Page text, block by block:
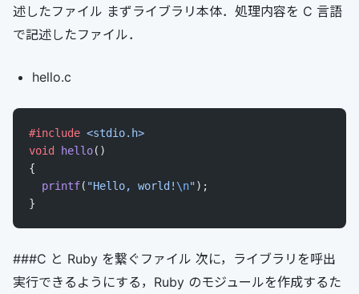
述したファイル まずライブラリ本体．処理内容を C 言語
で記述したファイル．
hello.c
#include <stdio.h>
void
hello()
{
  printf
( "Hello, world! \n");
}
###C と Ruby を繋ぐファイル 次に，ライブラリを呼出
実行できるようにする，Ruby のモジュールを作成するた